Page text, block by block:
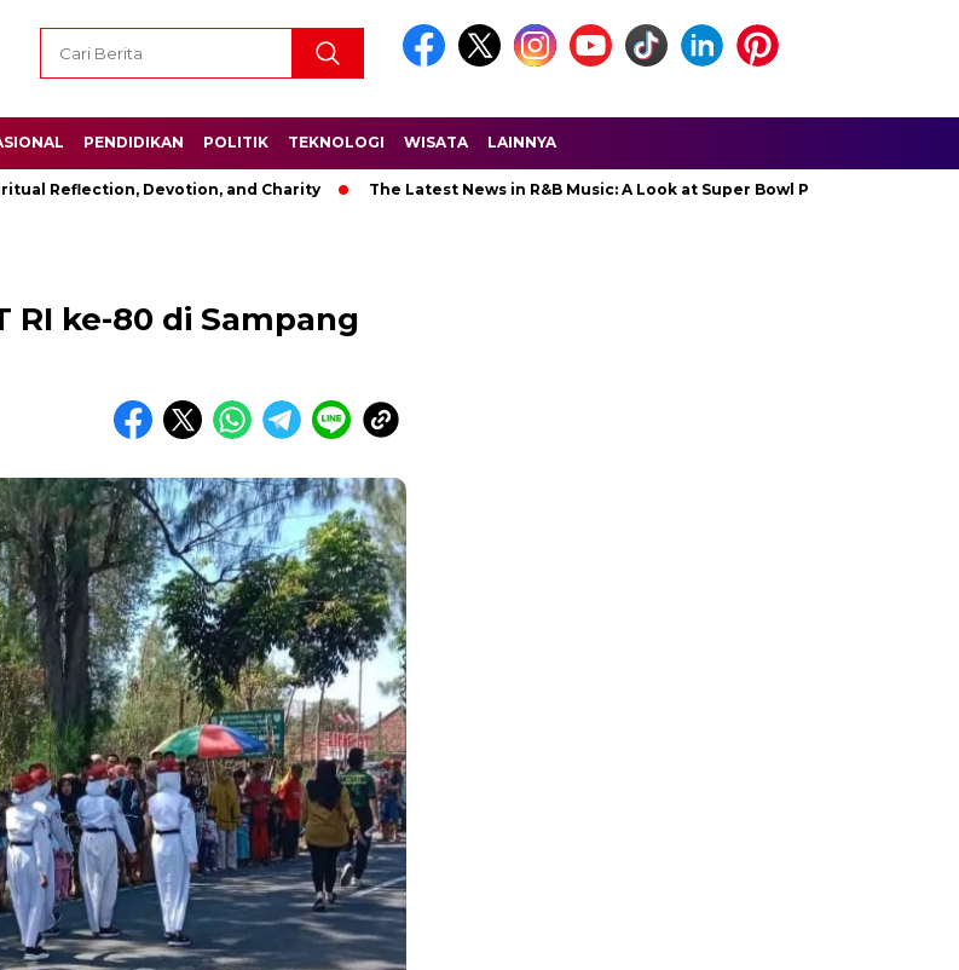
PENDIDIKAN POLITIK TEKNOLOGI WISATA LAINNYA
Devotion, and Charity The Latest News in R&B Music: A Look at Super Bowl Performances, New
RI ke-80 di Sampang